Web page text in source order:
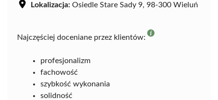
Lokalizacja: Osiedle Stare Sady 9, 98-300 Wieluń
Najczęściej doceniane przez klientów:
profesjonalizm
fachowość
szybkość wykonania
solidność